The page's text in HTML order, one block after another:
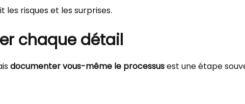
risques et les surprises.
chaque détail
documenter vous-même le processusest une étape